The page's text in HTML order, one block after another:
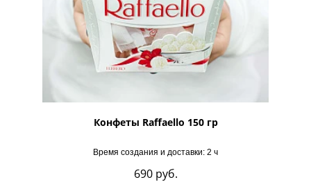
Конфеты Raffaello 150 гр
Время создания и доставки: 2 ч
690 руб.